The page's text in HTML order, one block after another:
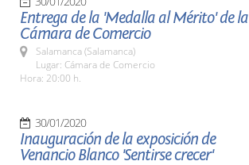
Entrega de la 'Medalla al Mérito' de la
Cámara de Comercio
Salamanca (Salamanca)
Lugar: Cámara de Comercio
Hora: 20:00 h.
30/01/2020
Inauguración de la exposición de
Venancio Blanco 'Sentirse crecer'